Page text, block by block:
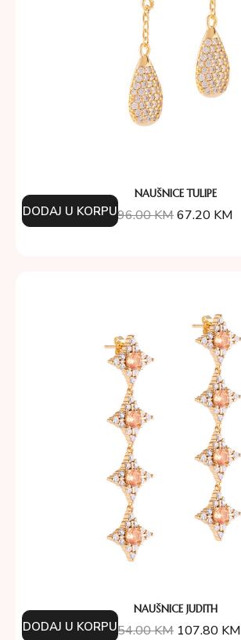
NAUŠNICE TULIPE
96.00KM67.20 KM
DODAJ U KORPU
NAUŠNICE JUDITH
154.00KM 107.80 KM
DODAJ U KORPU